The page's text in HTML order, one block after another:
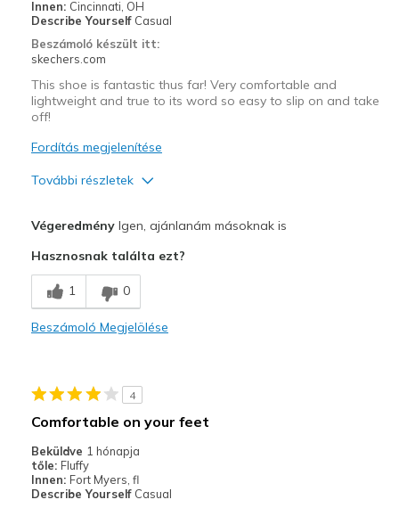
Width
Feels true to width
Sizing
Feels true to size
View On Shoes
Shoes are for Wearing
Innen: Cincinnati, OH
Describe Yourself Casual
Beszámoló készült itt:
skechers.com
This shoe is fantastic thus far! Very comfortable and
lightweight and true to its word so easy to slip on and take
off!
Fordítás megjelenítése
További részletek
Comfortable
Durable
Feels true to size
View On Shoes
VégeredményIgen, ajánlanám másoknak is
Hasznosnak találta ezt?
1 0
Beszámoló Megjelölése
4
Comfortable on your feet
Beküldve 1 hónapja
tőle: Fluffy
Innen: Fort Myers, fl
Describe Yourself Casual